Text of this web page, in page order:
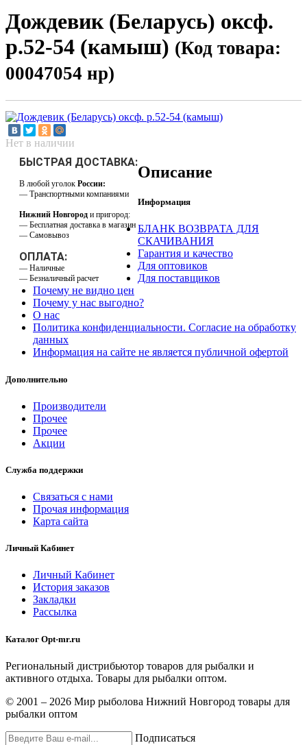
Дождевик (Беларусь) оксф.
р.52-54 (камыш) (Код товара:
00047054 нр)
Нет в наличии
БЫСТРАЯ ДОСТАВКА:
В любой уголок России:
— Транспортными компаниями
Нижний Новгород и пригород:
— Бесплатная доставка в магазин
— Самовывоз
ОПЛАТА:
— Наличные
— Безналичный расчет
Описание
Информация
БЛАНК ВОЗВРАТА ДЛЯ
СКАЧИВАНИЯ
Гарантия и качество
Для оптовиков
Для поставщиков
Почему не видно цен
Почему у нас выгодно?
О нас
Политика конфиденциальности. Согласие на обработку
данных
Информация на сайте не является публичной офертой
Дополнительно
Производители
Прочее
Прочее
Акции
Служба поддержки
Связаться с нами
Прочая информация
Карта сайта
Личный Кабинет
Личный Кабинет
История заказов
Закладки
Рассылка
Каталог Opt-mr.ru
Региональный дистрибьютор товаров для рыбалки и
активного отдыха. Товары для рыбалки оптом.
© 2001 – 2026 Мир рыболова Нижний Новгород товары для
рыбалки оптом
Подписаться